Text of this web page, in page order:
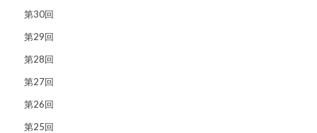
第30回
第29回
第28回
第27回
第26回
第25回